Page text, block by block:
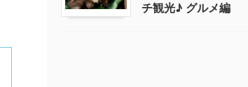
チ観光♪ グルメ編